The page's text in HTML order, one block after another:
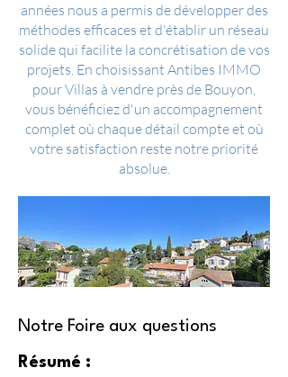
années nous a permis de développer des
méthodes efficaces et d'établir un réseau
solide qui facilite la concrétisation de vos
projets. En choisissant Antibes IMMO
pour Villas à vendre près de Bouyon,
vous bénéficiez d'un accompagnement
complet où chaque détail compte et où
votre satisfaction reste notre priorité
absolue.
Notre Foire aux questions
Résumé :